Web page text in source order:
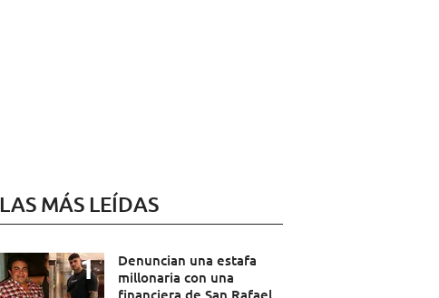
LAS MÁS LEÍDAS
Denuncian una estafa
millonaria con una